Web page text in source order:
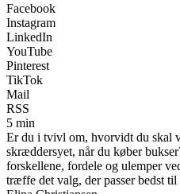
Facebook
Instagram
LinkedIn
YouTube
Pinterest
TikTok
Mail
RSS
5 min
Er du i tvivl om, hvorvidt du skal
skræddersyet, når du køber
forskellene, fordele og ulemper
træffe det valg, der passer bedst